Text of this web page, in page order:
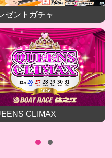
ゼントガチャ
CLIMAX